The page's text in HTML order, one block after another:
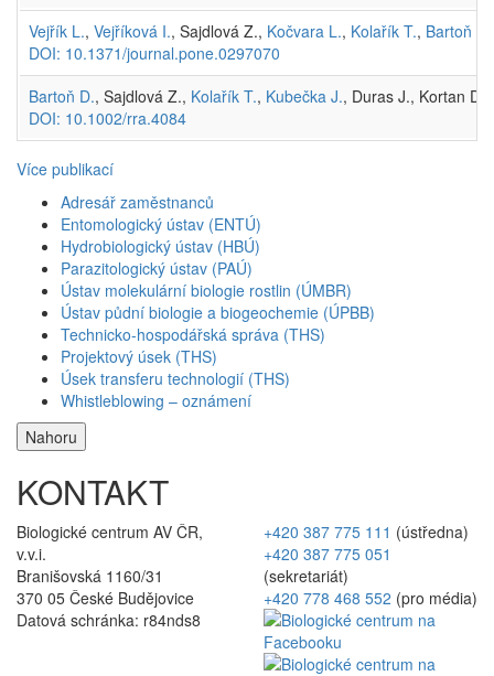
Vejřík L., Vejříková I., Sajdlová Z., Kočvara L., Kolařík T., Bartoň D.
DOI: 10.1371/journal.pone.0297070
Bartoň D., Sajdlová Z., Kolařík T., Kubečka J., Duras J., Kortan D.,
DOI: 10.1002/rra.4084
Více publikací
Adresář zaměstnanců
Entomologický ústav (ENTÚ)
Hydrobiologický ústav (HBÚ)
Parazitologický ústav (PAÚ)
Ústav molekulární biologie rostlin (ÚMBR)
Ústav půdní biologie a biogeochemie (ÚPBB)
Technicko-hospodářská správa (THS)
Projektový úsek (THS)
Úsek transferu technologií (THS)
Whistleblowing – oznámení
Nahoru
KONTAKT
Biologické centrum AV ČR,
v.v.i.
Branišovská 1160/31
370 05 České Budějovice
Datová schránka: r84nds8
+420 387 775 111 (ústředna)
+420 387 775 051
(sekretariát)
+420 778 468 552 (pro média)